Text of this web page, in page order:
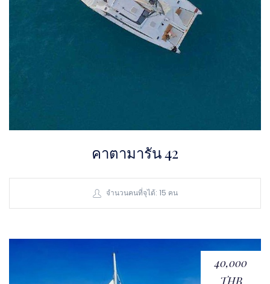
คาตามารัน 42
จำนวนคนที่จุได้: 15 คน
40,000
THB